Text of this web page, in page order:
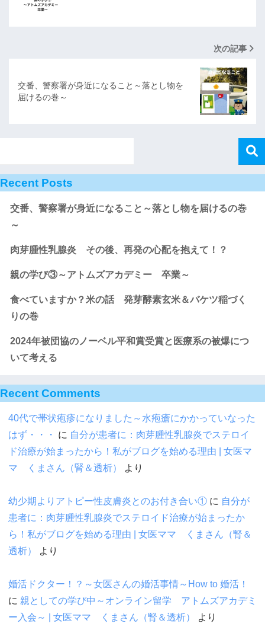
次の記事
交番、警察署が身近になること～落とし物を
届けるの巻～
Recent Posts
交番、警察署が身近になること～落とし物を届けるの巻
～
肉芽腫性乳腺炎 その後、再発の心配を抱えて！？
親の学び③～アトムズアカデミー 卒業～
食べていますか？米の話 発芽酵素玄米＆バケツ稲づく
りの巻
2024年被団協のノーベル平和賞受賞と医療系の被爆につ
いて考える
Recent Comments
40代で帯状疱疹になりました～水疱瘡にかかっていなった
はず・・・
に 自分が患者に：肉芽腫性乳腺炎でステロイ
ド治療が始まったから！私がブログを始める理由 | 女医マ
マ くまさん（腎＆透析）
より
幼少期よりアトピー性皮膚炎とのお付き合い① に 自分が
患者に：肉芽腫性乳腺炎でステロイド治療が始まったか
ら！私がブログを始める理由 | 女医ママ くまさん（腎＆
透析）
より
婚活ドクター！？～女医さんの婚活事情～How to 婚活！
に 親としての学び中～オンライン留学 アトムズアカデミ
ー入会～ | 女医ママ くまさん（腎＆透析）
より